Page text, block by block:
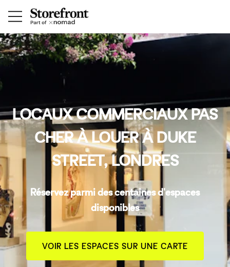
LOCAUX COMMERCIAUX PAS
CHER À LOUER À DUKE
STREET, LONDRES
Réservez parmi des centaines d'espaces
disponibles
VOIR LES ESPACES SUR UNE CARTE